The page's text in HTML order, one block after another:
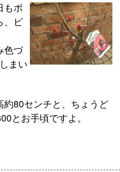
もポ
、ビ
色づ
まい
80センチと、ちょうど
とお手頃ですよ。